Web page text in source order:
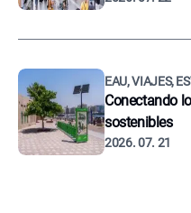
EAU, VIAJES,
Conectando
sostenibles
2026. 07. 21